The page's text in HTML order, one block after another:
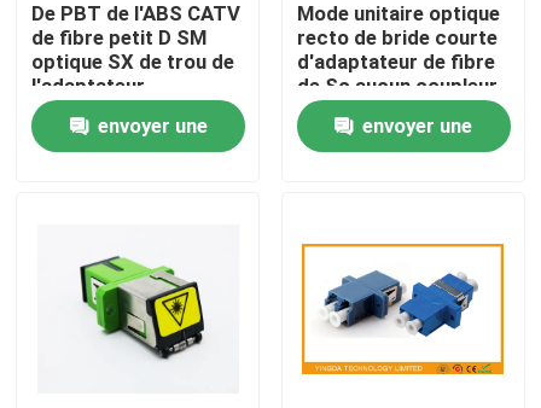
Maison
Au sujet de nous
De PBT de l'ABS CATV
de fibre petit D SM
optique SX de trou de
l'adaptateur
FC/coupleur optique
de fibreenvoyer une
Mode unitaire optique
recto de bride courte
d'adaptateur de fibre
de Sc aucun coupleur
en plastique de bride
envoyer une